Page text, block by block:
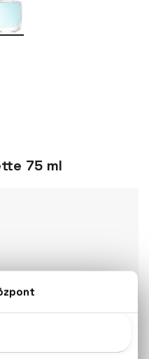
75 ml
125 ml